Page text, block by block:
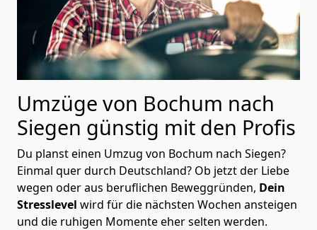
Umzüge von Bochum nach
Siegen günstig mit den Profis
Du planst einen Umzug von Bochum nach Siegen?
Einmal quer durch Deutschland? Ob jetzt der Liebe
wegen oder aus beruflichen Beweggründen, Dein
Stresslevel wird für die nächsten Wochen ansteigen
und die ruhigen Momente eher selten werden.